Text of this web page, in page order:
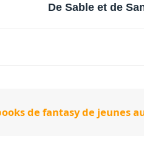
De Sable et de
de fantasy de jeunes